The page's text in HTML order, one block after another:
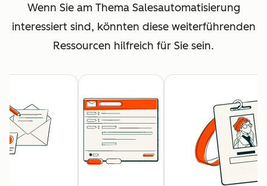
Wenn Sie am Thema Salesautomatisierung
interessiert sind, könnten diese weiterführenden
Ressourcen hilfreich für Sie sein.